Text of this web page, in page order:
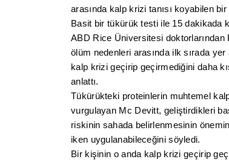
arasında kalp krizi tanısı koyabilen
Basit bir tükürük testi ile 15 dakikada
ABD Rice Üniversitesi doktorlarından
ölüm nedenleri arasında ilk sırada
kalp krizi geçirip geçirmediğini daha
anlattı.
Tükürükteki proteinlerin muhtemel kalp
vurgulayan Mc Devitt, geliştirdikleri
riskinin sahada belirlenmesinin
iken uygulanabileceğini söyledi.
Bir kişinin o anda kalp krizi geçirip